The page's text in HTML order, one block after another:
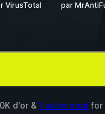
VirusTotal par
d'or & 1 autre mod for